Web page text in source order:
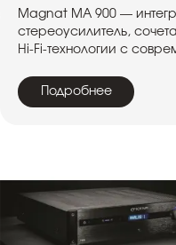
Magnat MA 900 —
стереоусилитель,
Hi-Fi-технологии с
Подробнее